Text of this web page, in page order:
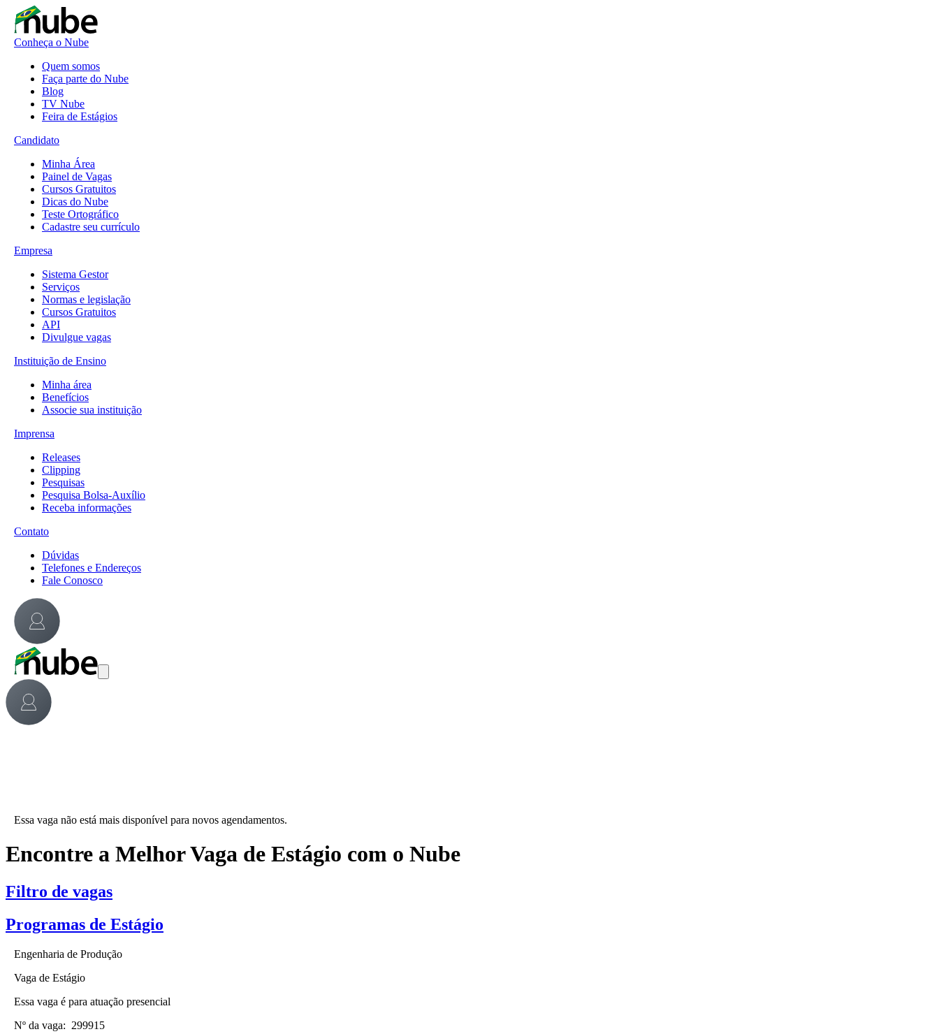
Conheça o Nube
Quem somos
Faça parte do Nube
Blog
TV Nube
Feira de Estágios
Candidato
Minha Área
Painel de Vagas
Cursos Gratuitos
Dicas do Nube
Teste Ortográfico
Cadastre seu currículo
Empresa
Sistema Gestor
Serviços
Normas e legislação
Cursos Gratuitos
API
Divulgue vagas
Instituição de Ensino
Minha área
Benefícios
Associe sua instituição
Imprensa
Releases
Clipping
Pesquisas
Pesquisa Bolsa-Auxílio
Receba informações
Contato
Dúvidas
Telefones e Endereços
Fale Conosco
Essa vaga não está mais disponível para novos agendamentos.
Encontre a Melhor Vaga de Estágio com o Nube
Filtro de vagas
Programas de Estágio
Engenharia de Produção
Vaga de Estágio
Essa vaga é para atuação presencial
Nº da vaga: 299915